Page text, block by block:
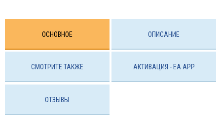
ОСНОВНОЕ ОПИСАНИЕ
СМОТРИТЕ ТАКЖЕ АКТИВАЦИЯ - EA APP
ОТЗЫВЫ